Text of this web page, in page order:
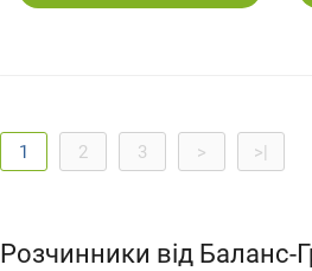
1 2 3 > >|
Розчинники від Баланс-